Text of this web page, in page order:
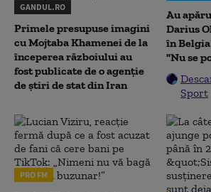
GANDUL.RO
Primele presupuse imagini
cu Mojtaba Khamenei de la
începerea războiului au
fost publicate de o agenție
de știri de stat din Iran
Au
Darius
în
"Nu se
Sport
PRO FM